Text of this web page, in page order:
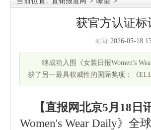
获官方认证
时间: 2026-05-18
继成功入围《女装日报Women's
获了另一最具权威性的国际奖项：《
【直报网北京5月18日
Women's Wear Daily》全